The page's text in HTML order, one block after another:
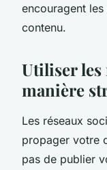
encouragent
contenu.
Utiliser les
manière
Les réseaux
propager votre
pas de publier